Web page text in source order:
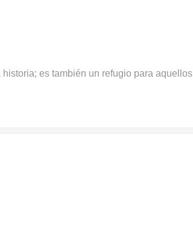
es también un refugio para